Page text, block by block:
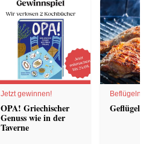
Jetzt gewinnen!
OPA! Griechischer
Genuss wie in der
Taverne
Geflügel